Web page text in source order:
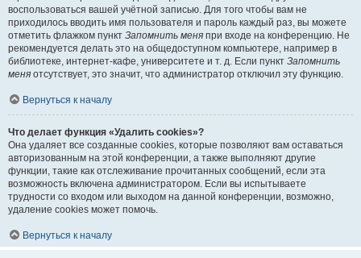
воспользоваться вашей учётной записью. Для того чтобы вам не
приходилось вводить имя пользователя и пароль каждый раз, вы можете
отметить флажком пункт Запомнить меня при входе на конференцию. Не
рекомендуется делать это на общедоступном компьютере, например в
библиотеке, интернет-кафе, университете и т. д. Если пункт Запомнить
меня отсутствует, это значит, что администратор отключил эту функцию.
Вернуться к началу
Что делает функция «Удалить cookies»?
Она удаляет все созданные cookies, которые позволяют вам оставаться
авторизованным на этой конференции, а также выполняют другие
функции, такие как отслеживание прочитанных сообщений, если эта
возможность включена администратором. Если вы испытываете
трудности со входом или выходом на данной конференции, возможно,
удаление cookies может помочь.
Вернуться к началу